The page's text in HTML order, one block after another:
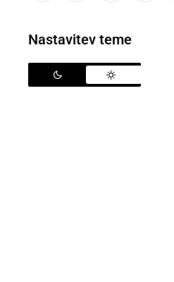
Nastavitev teme